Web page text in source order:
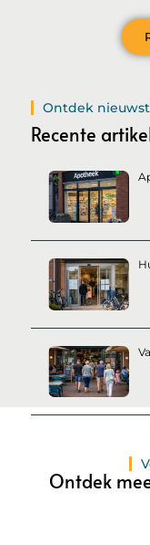
Ontdek
Recente
Ontdek